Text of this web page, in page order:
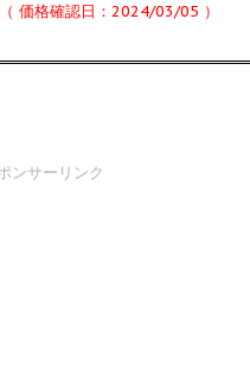
（ 価格確認日：2024/03/05 ）
ンサーリンク